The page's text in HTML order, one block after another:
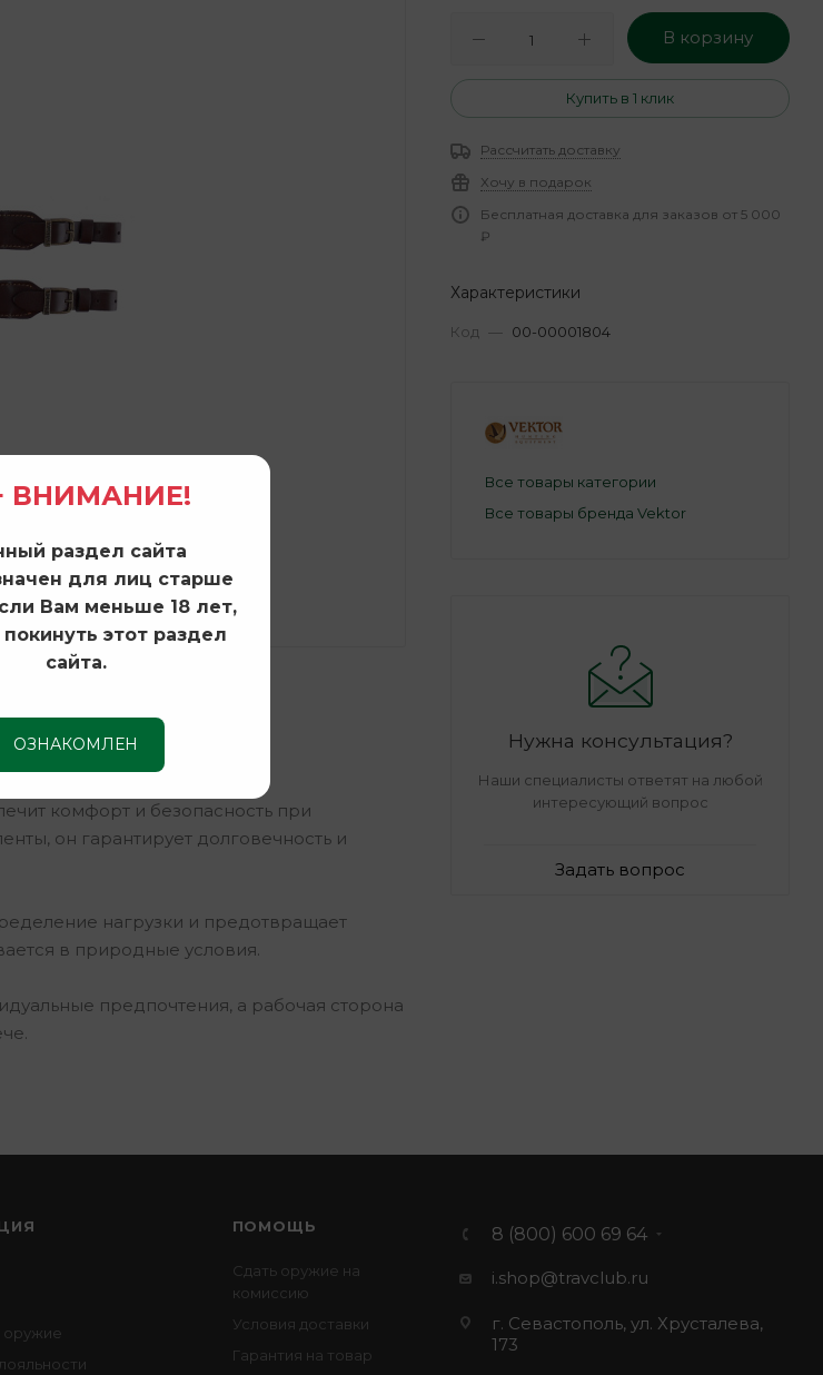
комфорт и безопасность при
он гарантирует долговечность и
нагрузки и предотвращает
в природные условия.
предпочтения, а рабочая сторона
В корзину
Купить в 1 клик
Рассчитать доставку
Хочу в подарок
Бесплатная доставка для заказов от 5 000
₽
Характеристики
Код — 00-00001804
Все товары категории
Все товары бренда Vektor
Нужна консультация?
Наши специалисты ответят на любой
интересующий вопрос
Задать вопрос
оружие
ПОМОЩЬ
Сдать оружие на
комиссию
Условия доставки
Гарантия на товар
8 (800) 600 69 64
i.shop@travclub.ru
г. Севастополь, ул. Хрусталева,
173
ВНИМАНИЕ!
раздел сайта
для лиц старше
Вам меньше 18 лет,
этот раздел
сайта.
ОЗНАКОМЛЕН